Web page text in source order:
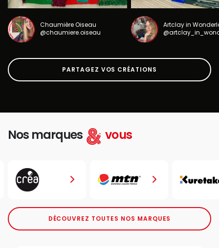
Chaumière Oiseau
@chaumiere.oiseau
Artclay in
PARTAGEZ VOS CRÉATIONS
Nos marques vous
DÉCOUVREZ TOUTES NOS MARQUES